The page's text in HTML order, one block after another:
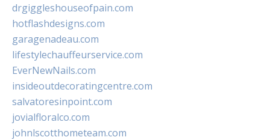
drgiggleshouseofpain.com
hotflashdesigns.com
garagenadeau.com
lifestylechauffeurservice.com
EverNewNails.com
insideoutdecoratingcentre.com
salvatoresinpoint.com
jovialfloralco.com
johnlscotthometeam.com